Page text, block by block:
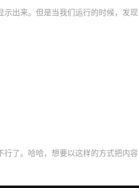
出来。但是当我们运行的时候，发现
了。哈哈，想要以这样的方式把内容